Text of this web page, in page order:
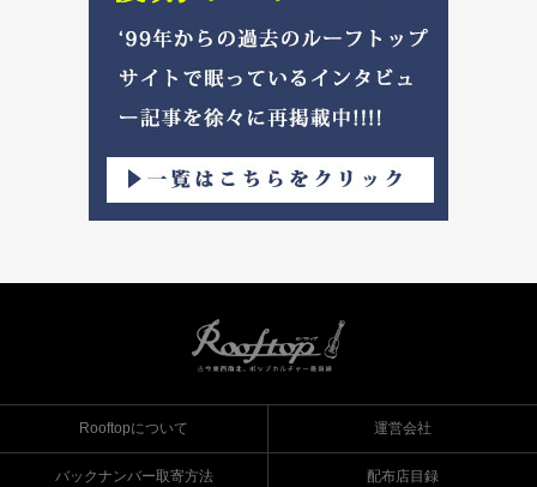
Rooftopについて 運営会社
バックナンバー取寄方法 配布店目録